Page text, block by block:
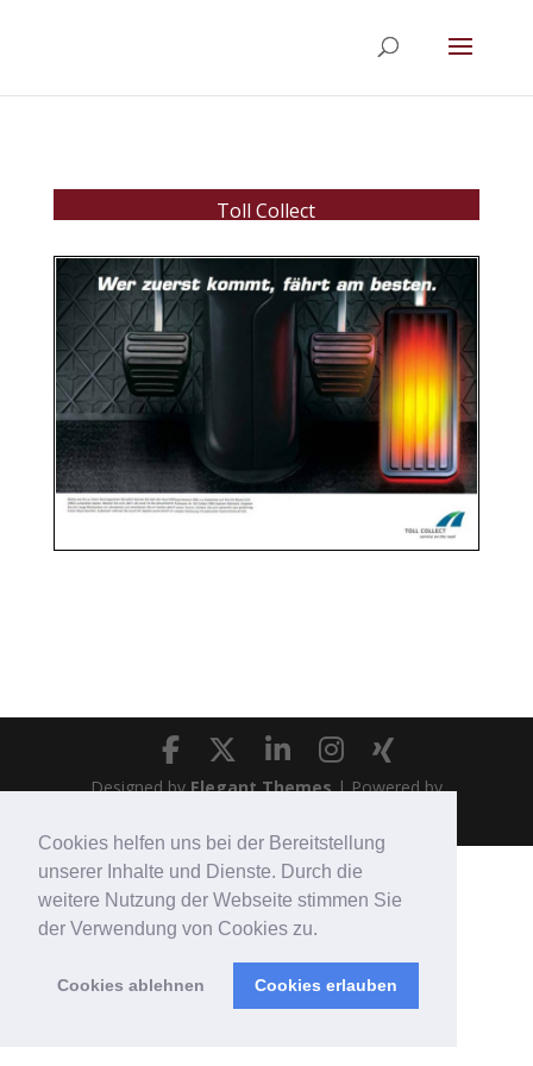
Cookies helfen uns bei der Bereitstellung
unserer Inhalte und Dienste. Durch die
weitere Nutzung der Webseite stimmen Sie
der Verwendung von Cookies zu.
Cookies ablehnen Cookies erlauben
Toll Collect
Designed byElegant Themes| Powered by